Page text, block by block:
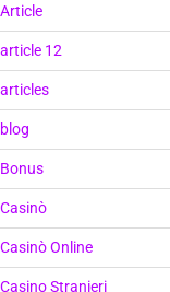
Article
article 12
articles
blog
Bonus
Casinò
Casinò Online
Casino Stranieri